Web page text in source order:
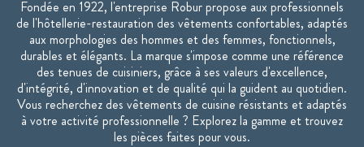
Fondée en 1922, l'entreprise Robur propose aux professionnels
de l'hôtellerie-restauration des vêtements confortables, adaptés
aux morphologies des hommes et des femmes, fonctionnels,
durables et élégants. La marque s'impose comme une référence
des tenues de cuisiniers, grâce à ses valeurs d'excellence,
d'intégrité, d'innovation et de qualité qui la guident au quotidien.
Vous recherchez des vêtements de cuisine résistants et adaptés
à votre activité professionnelle ? Explorez la gamme et trouvez
les pièces faites pour vous.